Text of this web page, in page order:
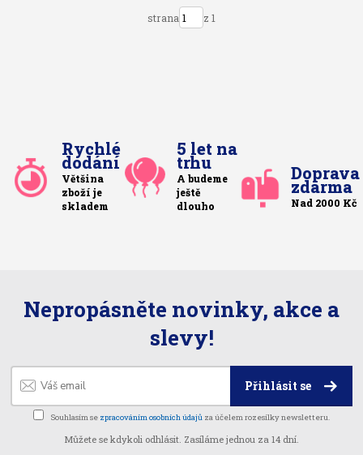
strana z 1
Rychlé
dodání
Většina
zboží je
skladem
5 let na
trhu
A budeme
ještě
dlouho
Doprava
zdarma
Nad 2000 Kč
Nepropásněte novinky, akce a
slevy!
Přihlásit se
Souhlasím se zpracováním osobních údajů za účelem rozesílky newsletteru.
Můžete se kdykoli odhlásit. Zasíláme jednou za 14 dní.